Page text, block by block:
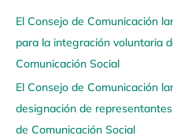
El Consejo de Comunicación
para la integración voluntaria
Comunicación Social
El Consejo de Comunicación
designación de
de Comunicación Social
v
e
g
a
a
q